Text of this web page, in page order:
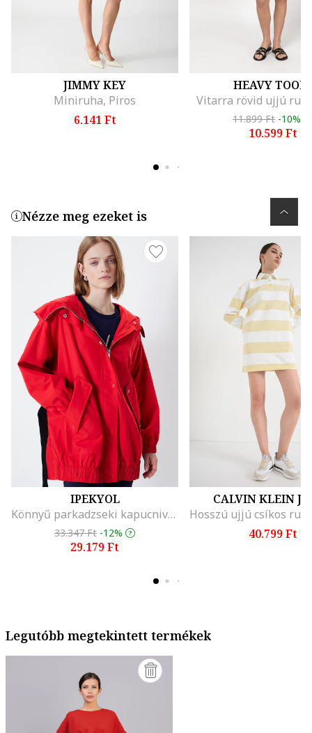
JIMMY KEY
Miniruha, Piros
6.141 Ft
HEAVY
Vitarra rövid ujjú
11.899 Ft -10%
10.599 Ft
Nézze meg ezeket is
IPEKYOL
Könnyű parkadzseki kapucnival, Piros
33.347 Ft -12%
29.179 Ft
CALVIN KLEIN
40.799 Ft
Legutóbb megtekintett termékek